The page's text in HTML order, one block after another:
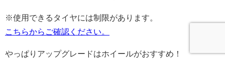
※使用できるタイヤには制限があります。
こちらからご確認ください。
やっぱりアップグレードはホイールがおすすめ！